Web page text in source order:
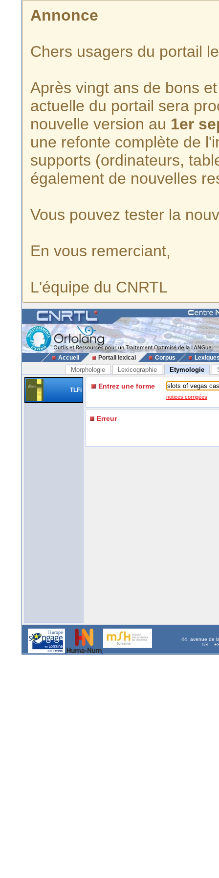
Annonce
Chers usagers du portail
Après vingt ans de bons
actuelle du portail sera
nouvelle version au 1er
une refonte complète de
supports (ordinateurs,
également de nouvelles
Vous pouvez tester la
En vous remerciant,
L'équipe du CNRTL
Accueil Portail lexical Corpus
Morphologie Lexicographie Etymologie
TLFi Entrez une forme
notices corrigées
Erreur
44, avenue de
Tél. :